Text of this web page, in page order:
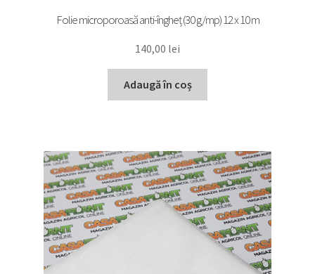
Folie microporoasă anti-îngheț (30 g/mp) 12 x 10 m
140,00 lei
Adaugă în coș